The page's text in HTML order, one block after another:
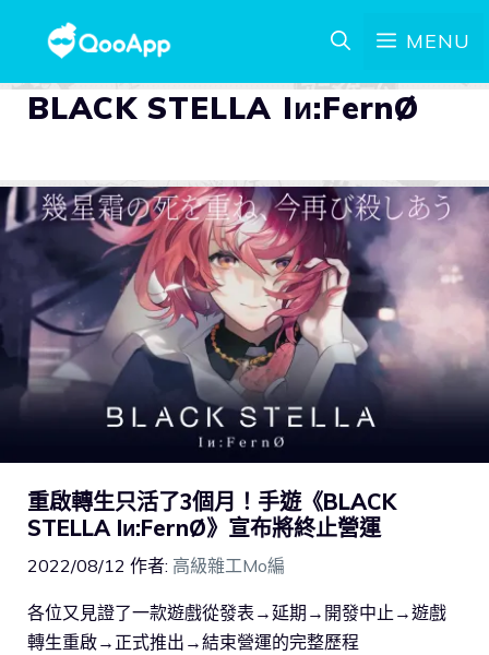
MENU
BLACK STELLA Iи:FernØ
重啟轉生只活了3個月！手遊《BLACK
STELLA Iи:FernØ》宣布將終止營運
2022/08/12 作者: 高級雜工Mo編
各位又見證了一款遊戲從發表→延期→開發中止→遊戲
轉生重啟→正式推出→結束營運的完整歷程